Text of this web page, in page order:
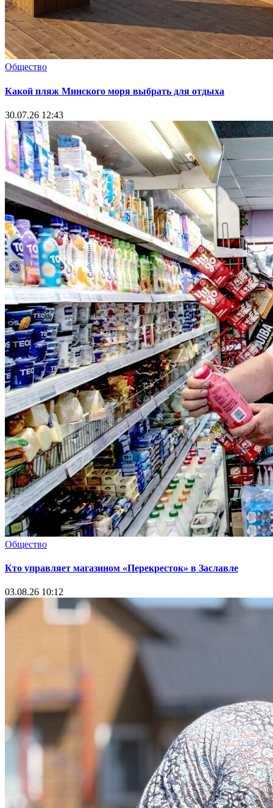
Общество
Какой пляж Минского моря выбрать для отдыха
30.07.26 12:43
Общество
Кто управляет магазином «Перекресток» в Заславле
03.08.26 10:12